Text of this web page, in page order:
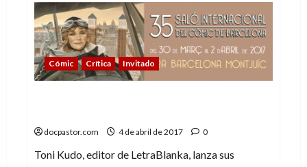
¿Qué
es
el
Salón
del
Cómic?
Cómic Crítica Invitado
docpastor.com 4 de abril de 2017 0
Toni Kudo, editor de LetraBlanka, lanza sus